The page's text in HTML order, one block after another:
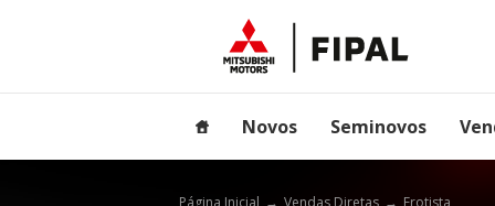
Novos Seminovos
Página Inicial Vendas Diretas Frotista